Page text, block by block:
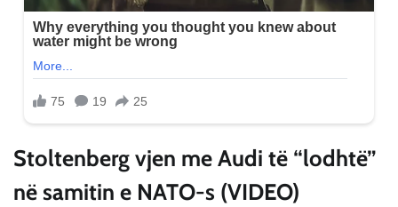
Stoltenberg vjen me Audi të “lodhtë”
në samitin e NATO-s (VIDEO)